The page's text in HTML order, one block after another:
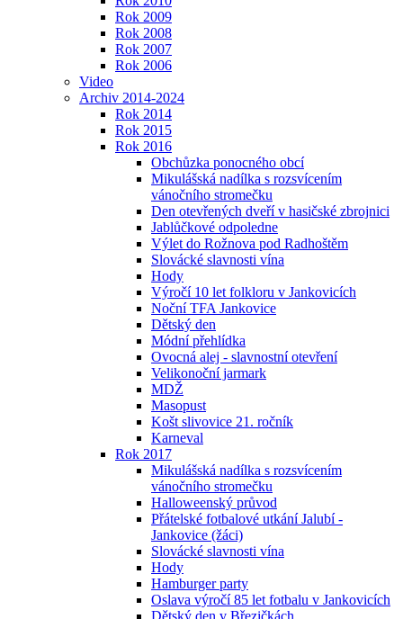
Rok 2009
Rok 2008
Rok 2007
Rok 2006
Video
Archiv 2014-2024
Rok 2014
Rok 2015
Rok 2016
Obchůzka ponocného obcí
Mikulášská nadílka s rozsvícením
vánočního stromečku
Den otevřených dveří v hasičské zbrojnici
Jablůčkové odpoledne
Výlet do Rožnova pod Radhoštěm
Slovácké slavnosti vína
Hody
Výročí 10 let folkloru v Jankovicích
Noční TFA Jankovice
Dětský den
Módní přehlídka
Ovocná alej - slavnostní otevření
Velikonoční jarmark
MDŽ
Masopust
Košt slivovice 21. ročník
Karneval
Rok 2017
Mikulášská nadílka s rozsvícením
vánočního stromečku
Halloweenský průvod
Přátelské fotbalové utkání Jalubí -
Jankovice (žáci)
Slovácké slavnosti vína
Hody
Hamburger party
Oslava výročí 85 let fotbalu v Jankovicích
Dětský den v Březičkách